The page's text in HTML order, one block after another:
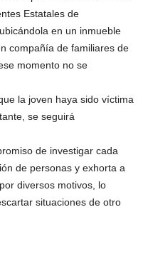
Estatales de
en un inmueble
compañía de familiares de
momento no se
la joven haya sido víctima
se seguirá
de investigar cada
de personas y exhorta a
diversos motivos, lo
situaciones de otro